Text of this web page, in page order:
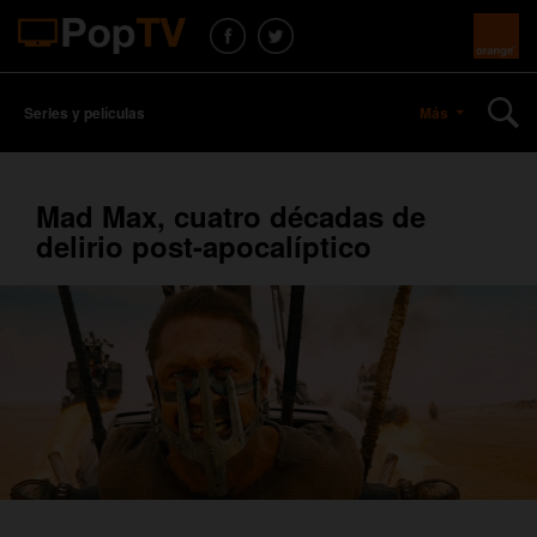
Series y películas Más
Mad Max, cuatro décadas de
delirio post-apocalíptico